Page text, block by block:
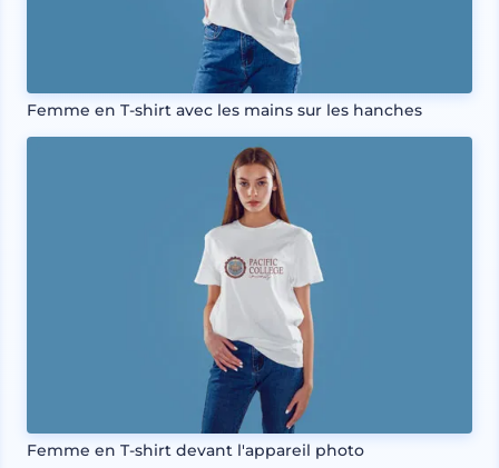
Femme en T-shirt avec les mains sur les hanches
Femme en T-shirt devant l'appareil photo